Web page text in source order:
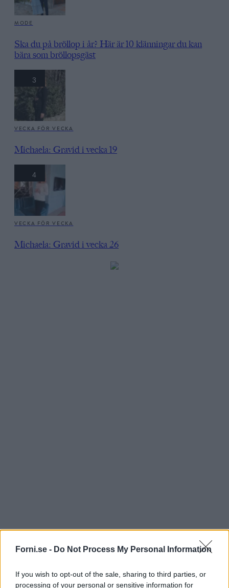
Forni.se - Do Not Process My Personal Information
If you wish to opt-out of the sale, sharing to third parties, or
processing of your personal or sensitive information for
MODE
Ska du på bröllop i år? Här är 10 klänningar du kan
bära som bröllopsgäst
3
VECKA FÖR VECKA
Michaela: Gravid i vecka 19
4
VECKA FÖR VECKA
Michaela: Gravid i vecka 26